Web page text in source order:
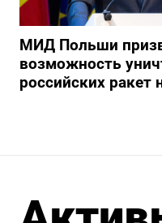
МИД Польши
возможность
российских ракет